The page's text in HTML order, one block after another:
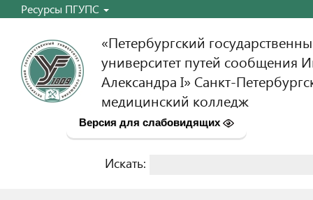
Ресурсы ПГУПС
«Петербургский
университет путей сообщения
Александра I» Санкт-
медицинский колледж
Версия для слабовидящих
Искать: